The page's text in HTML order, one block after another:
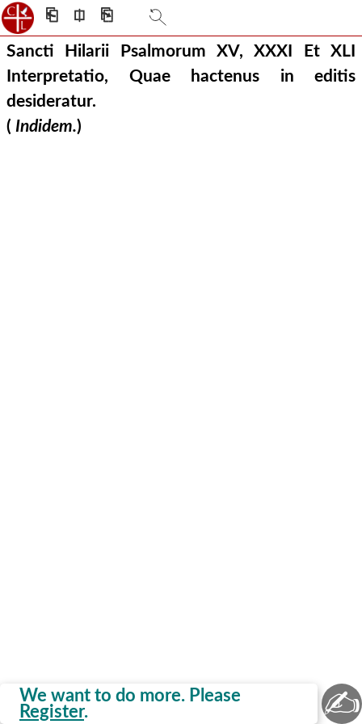
⎗ ⎅ ⎘
Sancti Hilarii Psalmorum XV, XXXI Et XLI
Interpretatio, Quae hactenus in editis
desideratur.
( Indidem.)
We want to do more. Please
Register. ✍